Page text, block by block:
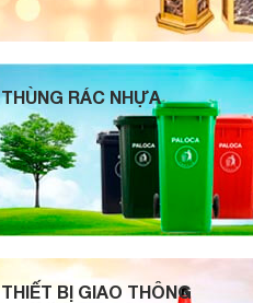
THÙNG RÁC NHỰA
THIẾT BỊ GIAO THÔNG